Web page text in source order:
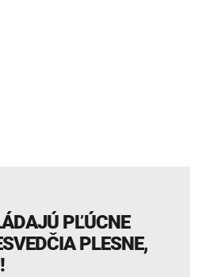
PĽÚCNE
PLESNE,